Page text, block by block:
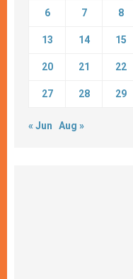
6 7 8
13 14 15
20 21 22
27 28 29
« Jun Aug »